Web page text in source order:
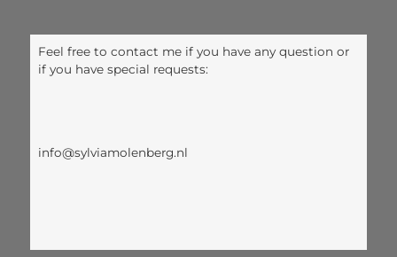
Feel free to contact me if you have any question or
if you have special requests:
info@sylviamolenberg.nl